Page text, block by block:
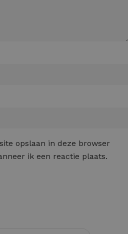
opslaan in deze browser
ik een reactie plaats.